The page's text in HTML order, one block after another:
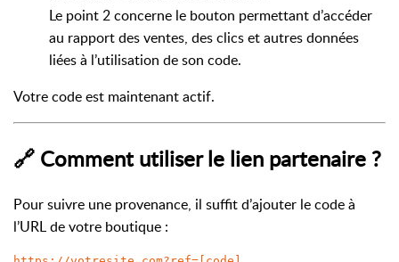
Le point 2 concerne le bouton permettant d’accéder
au rapport des ventes, des clics et autres données
liées à l’utilisation de son code.
Votre code est maintenant actif.
🔗 Comment utiliser le lien partenaire ?
Pour suivre une provenance, il suffit d’ajouter le code à
l’URL de votre boutique :